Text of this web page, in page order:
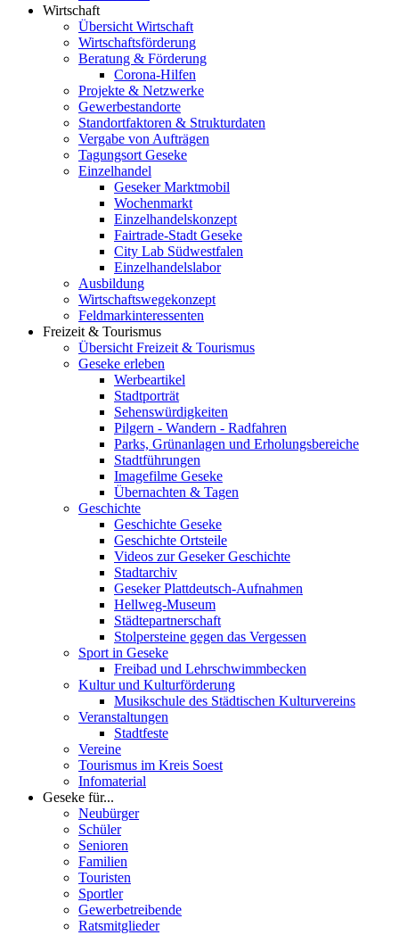
Wirtschaft
Übersicht Wirtschaft
Wirtschaftsförderung
Beratung & Förderung
Corona-Hilfen
Projekte & Netzwerke
Gewerbestandorte
Standortfaktoren & Strukturdaten
Vergabe von Aufträgen
Tagungsort Geseke
Einzelhandel
Geseker Marktmobil
Wochenmarkt
Einzelhandelskonzept
Fairtrade-Stadt Geseke
City Lab Südwestfalen
Einzelhandelslabor
Ausbildung
Wirtschaftswegekonzept
Feldmarkinteressenten
Freizeit & Tourismus
Übersicht Freizeit & Tourismus
Geseke erleben
Werbeartikel
Stadtporträt
Sehenswürdigkeiten
Pilgern - Wandern - Radfahren
Parks, Grünanlagen und Erholungsbereiche
Stadtführungen
Imagefilme Geseke
Übernachten & Tagen
Geschichte
Geschichte Geseke
Geschichte Ortsteile
Videos zur Geseker Geschichte
Stadtarchiv
Geseker Plattdeutsch-Aufnahmen
Hellweg-Museum
Städtepartnerschaft
Stolpersteine gegen das Vergessen
Sport in Geseke
Freibad und Lehrschwimmbecken
Kultur und Kulturförderung
Musikschule des Städtischen Kulturvereins
Veranstaltungen
Stadtfeste
Vereine
Tourismus im Kreis Soest
Infomaterial
Geseke für...
Neubürger
Schüler
Senioren
Familien
Touristen
Sportler
Gewerbetreibende
Ratsmitglieder